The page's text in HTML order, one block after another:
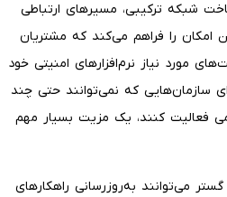
شبکه ترکیبی، مسیرهای ارتباطی
امکان را فراهم می‌کند که مشتریان
مورد نیاز نرم‌افزارهای امنیتی خود
سازمان‌هایی که نمی‌توانند حتی چند
فعالیت کنند، یک مزیت بسیار مهم
می‌توانند به‌روزرسانی راهکارهای